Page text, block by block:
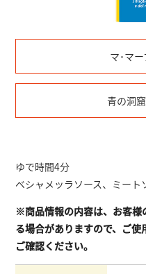
マ･マ
青の洞
ゆで時間4分
ベシャメッラソース、ミート
※商品情報の内容は、お客様
る場合がありますので、ご
ご確認ください。